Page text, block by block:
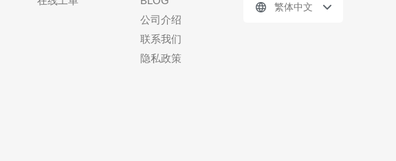
公司介绍
联系我们
隐私政策
繁体中文